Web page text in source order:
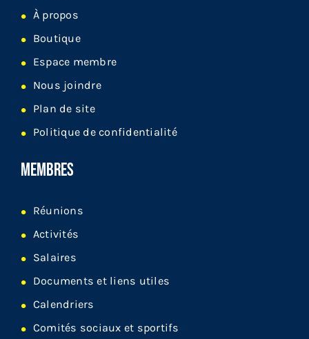
À propos
Boutique
Espace membre
Nous joindre
Plan de site
Politique de confidentialité
MEMBRES
Réunions
Activités
Salaires
Documents et liens utiles
Calendriers
Comités sociaux et sportifs